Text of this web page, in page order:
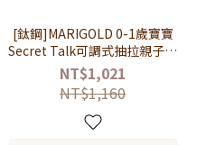
[鈦鋼]MARIGOLD 0-1歲寶寶
Secret Talk可調式抽拉親子手
環禮盒【KMD097-B】
NT$1,021
NT$1,160